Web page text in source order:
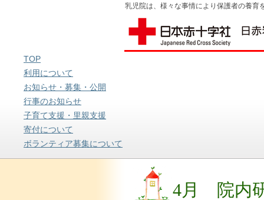
乳児院は、様々な事情により保護者の養育
TOP
利用について
お知らせ・募集・公開
行事のお知らせ
子育て支援・里親支援
寄付について
ボランティア募集について
4月 院内